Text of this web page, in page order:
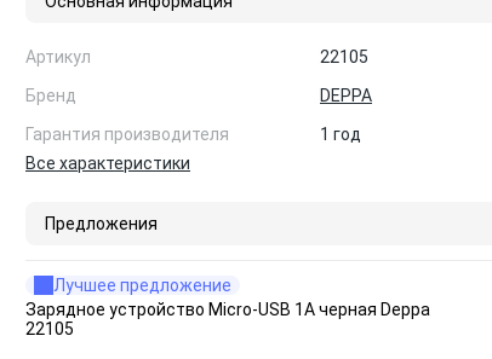
Артикул
22105
Бренд
DEPPA
Гарантия производителя
1 год
Все характеристики
Предложения
Лучшее предложение
Зарядное устройство Micro-USB 1A черная Deppa
22105